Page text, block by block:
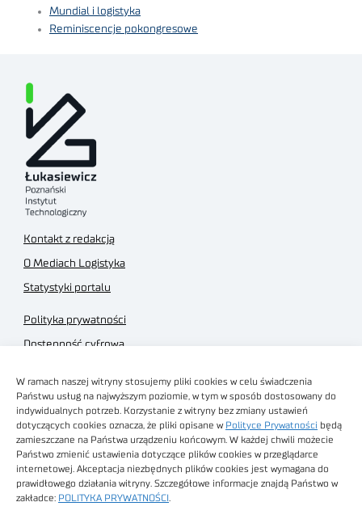
W ramach naszej witryny stosujemy pliki cookies w celu świadczenia
Państwu usług na najwyższym poziomie, w tym w sposób dostosowany do
indywidualnych potrzeb. Korzystanie z witryny bez zmiany ustawień
dotyczących cookies oznacza, że pliki opisane w Polityce Prywatności będą
zamieszczane na Państwa urządzeniu końcowym. W każdej chwili możecie
Państwo zmienić ustawienia dotyczące plików cookies w przeglądarce
internetowej. Akceptacja niezbędnych plików cookies jest wymagana do
prawidłowego działania witryny. Szczegółowe informacje znajdą Państwo w
zakładce: POLITYKA PRYWATNOŚCI
Mundial i logistyka
Reminiscencje pokongresowe
Kontakt z redakcją
O Mediach Logistyka
Statystyki portalu
Polityka prywatności
Dostępność cyfrowa
Regulamin sklepu
Obrazy stockowe
autorstwa